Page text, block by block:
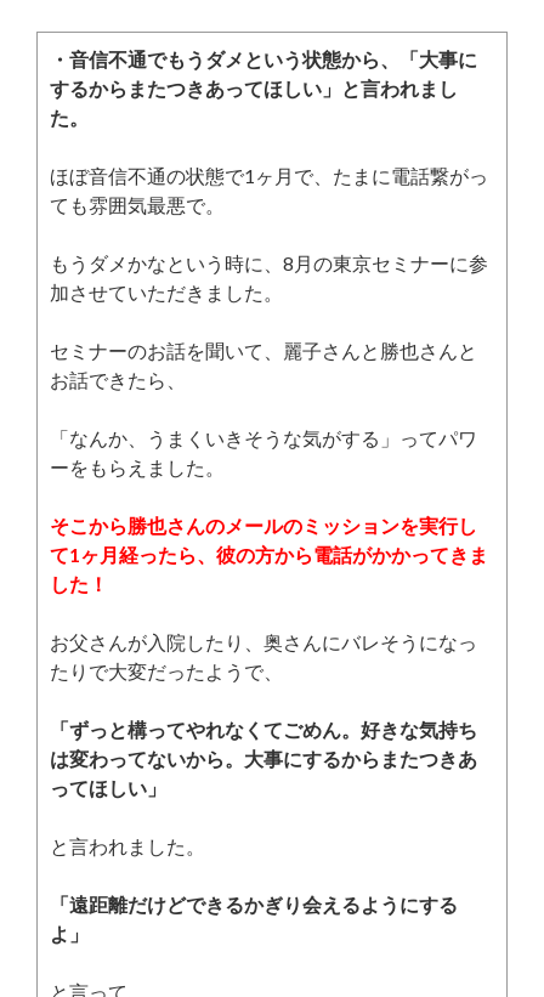
・音信不通でもうダメという状態から、「大事に
するからまたつきあってほしい」と言われまし
た。
ほぼ音信不通の状態で1ヶ月で、たまに電話繋がっ
ても雰囲気最悪で。
もうダメかなという時に、8月の東京セミナーに参
加させていただきました。
セミナーのお話を聞いて、麗子さんと勝也さんと
お話できたら、
「なんか、うまくいきそうな気がする」ってパワ
ーをもらえました。
そこから勝也さんのメールのミッションを実行し
て1ヶ月経ったら、彼の方から電話がかかってきま
した！
お父さんが入院したり、奥さんにバレそうになっ
たりで大変だったようで、
「ずっと構ってやれなくてごめん。好きな気持ち
は変わってないから。大事にするからまたつきあ
ってほしい」
と言われました。
「遠距離だけどできるかぎり会えるようにする
よ」
と言って、